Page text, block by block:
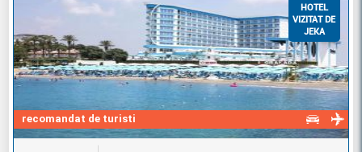
recomandat de turisti
HOTEL
VIZITAT DE
JEKA